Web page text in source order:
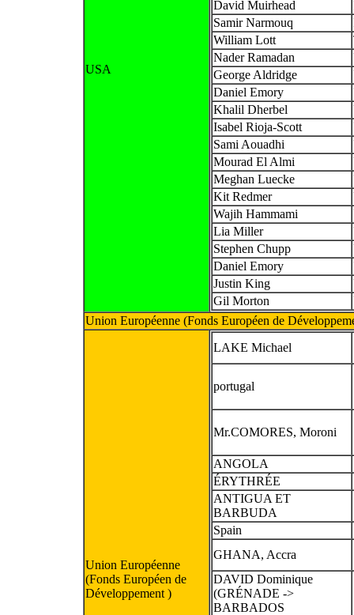
USA
David Muirhead
Samir Narmouq
William Lott
Nader Ramadan
George Aldridge
Daniel Emory
Khalil Dherbel
Isabel Rioja-Scott
Sami Aouadhi
Mourad El Almi
Meghan Luecke
Kit Redmer
Wajih Hammami
Lia Miller
Stephen Chupp
Daniel Emory
Justin King
Gil Morton
Union Européenne (Fonds Européen de
Union Européenne
(Fonds Européen de
Développement )
LAKE Michael
portugal
Mr.COMORES, Moroni
ANGOLA
ÉRYTHRÉE
ANTIGUA ET
BARBUDA
Spain
GHANA, Accra
DAVID Dominique
(GRÉNADE ->
BARBADOS